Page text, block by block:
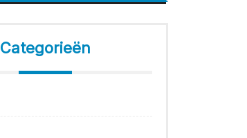
Categorieën